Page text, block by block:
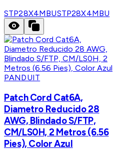
STP28X4MBUSTP28X4MBU
PANDUIT
Patch Cord Cat6A,
Diametro Reducido 28
AWG, Blindado S/FTP,
CM/LS0H, 2 Metros (6.56
Pies), Color Azul